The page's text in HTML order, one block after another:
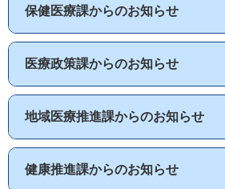
保健医療課からのお知らせ
医療政策課からのお知らせ
地域医療推進課からのお知らせ
健康推進課からのお知らせ